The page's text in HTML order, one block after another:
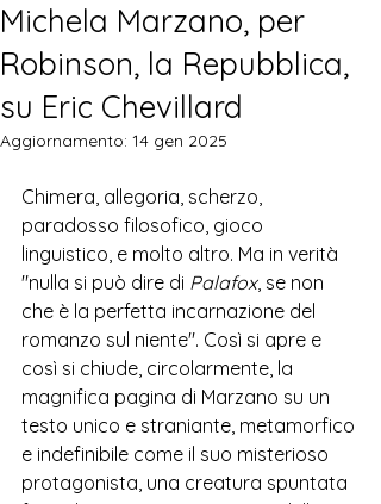
Michela Marzano, per
Robinson, la Repubblica,
su Eric Chevillard
Aggiornamento: 14 gen 2025
Chimera, allegoria, scherzo,
paradosso filosofico, gioco
linguistico, e molto altro. Ma in verità
"nulla si può dire di Palafox, se non
che è la perfetta incarnazione del
romanzo sul niente". Così si apre e
così si chiude, circolarmente, la
magnifica pagina di Marzano su un
testo unico e straniante, metamorfico
e indefinibile come il suo misterioso
protagonista, una creatura spuntata